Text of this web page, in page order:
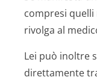
compresi
rivolga al
Lei può inoltre
direttamente